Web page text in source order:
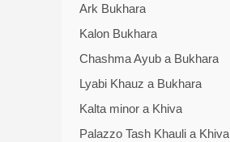
Ark Bukhara
Kalon Bukhara
Chashma Ayub a Bukhara
Lyabi Khauz a Bukhara
Kalta minor a Khiva
Palazzo Tash Khauli a Khiva